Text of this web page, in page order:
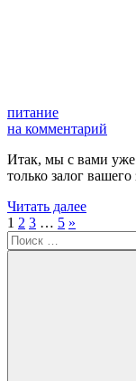
питание
на комментарий
Итак, мы с вами уже
только залог
Читать далее
Навигация
по
1 2 3 … 5 Следующий
»
Поиск: